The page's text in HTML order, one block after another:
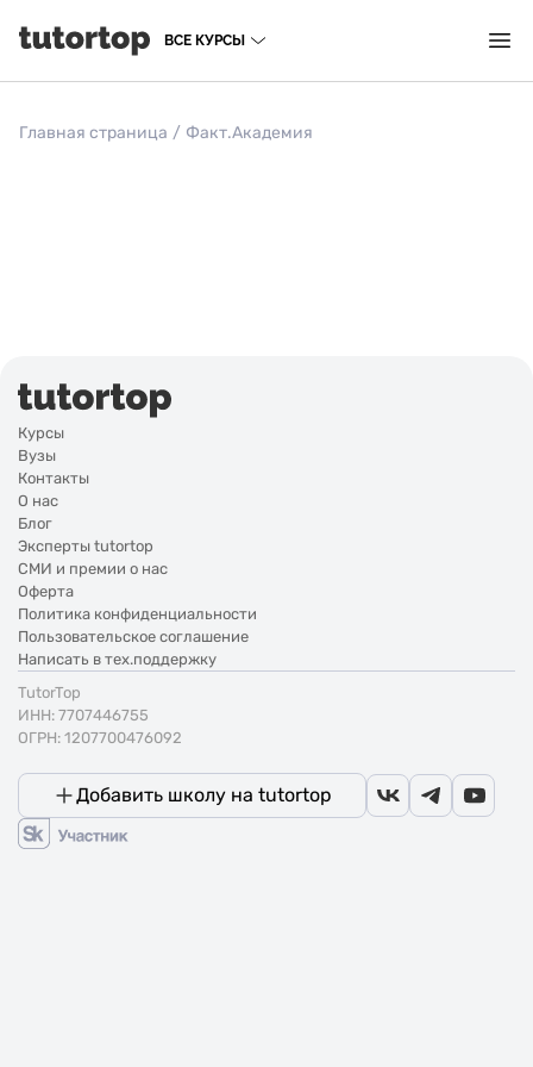
ВСЕ КУРСЫ
Главная страница / Факт.Академия
Курсы
Вузы
Контакты
О нас
Блог
Эксперты tutortop
СМИ и премии о нас
Оферта
Политика конфиденциальности
Пользовательское соглашение
Написать в тех.поддержку
TutorTop
ИНН: 7707446755
ОГРН: 1207700476092
Добавить школу на tutortop